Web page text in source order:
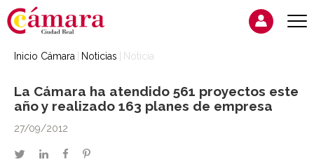
Inicio Cámara Noticias Noticia
La Cámara ha atendido 561 proyectos este
año y realizado 163 planes de empresa
27/09/2012
twitterlinkedinfacebookpinterest